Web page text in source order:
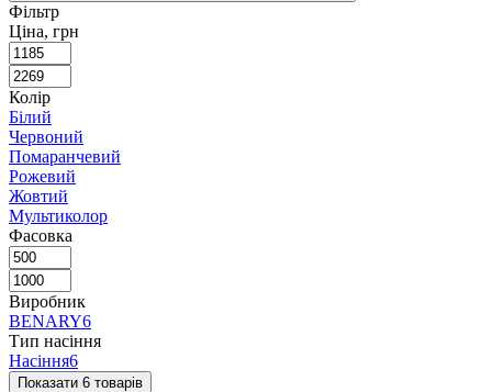
Фільтр
Ціна, грн
Колір
Білий
Червоний
Помаранчевий
Рожевий
Жовтий
Мультиколор
Фасовка
Виробник
BENARY6
Тип насiння
Насiння6
Показати 6 товарів